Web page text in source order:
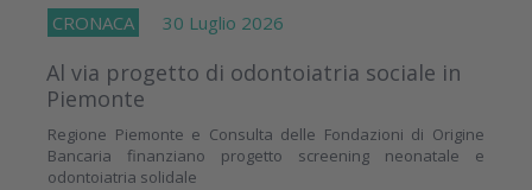
CRONACA 30 Luglio 2026
Al via progetto di odontoiatria sociale in
Piemonte
Regione Piemonte e Consulta delle Fondazioni di Origine
Bancaria finanziano progetto screening neonatale e
odontoiatria solidale